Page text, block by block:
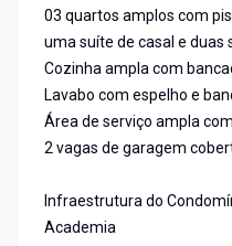
03 quartos amplos com
uma suíte de casal e duas
Cozinha ampla com
Lavabo com espelho e
Área de serviço ampla
2 vagas de garagem
Infraestrutura do
Academia